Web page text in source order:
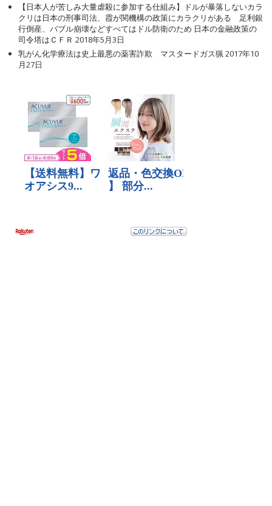
【日本人が苦しみ大量虐殺に参加する仕組み】ドルが暴落しないカラ
クリは日本の刑事司法、霞が関機構の政策にカラクリがある 足利銀
行倒産、バブル崩壊などすべてはドル防衛のため 日本の金融政策の
司令塔はＣＦＲ 2018年5月3日
乳がん化学療法は史上最悪の薬害詐欺 マスタードガス猟 2017年10
月27日